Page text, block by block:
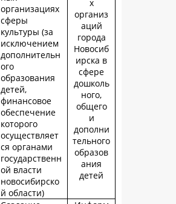
организациях
сферы
культуры (за
исключением
дополнительн
ого
образования
детей,
финансовое
обеспечение
которого
осуществляет
ся органами
государственн
ой власти
новосибирско
й области)
х
организ
аций
города
Новосиб
ирска в
сфере
дошколь
ного,
общего
и
дополни
тельного
образов
ания
детей